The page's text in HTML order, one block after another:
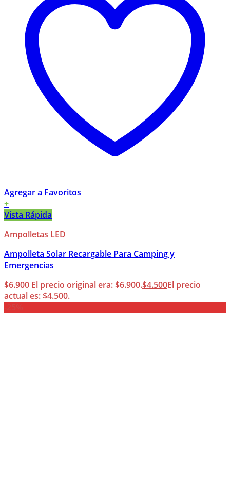
Agregar a Favoritos
+
Vista Rápida
Ampolletas LED
Ampolleta Solar Recargable Para Camping y
Emergencias
$6.900 El precio original era: $6.900.$4.500El precio
actual es: $4.500.